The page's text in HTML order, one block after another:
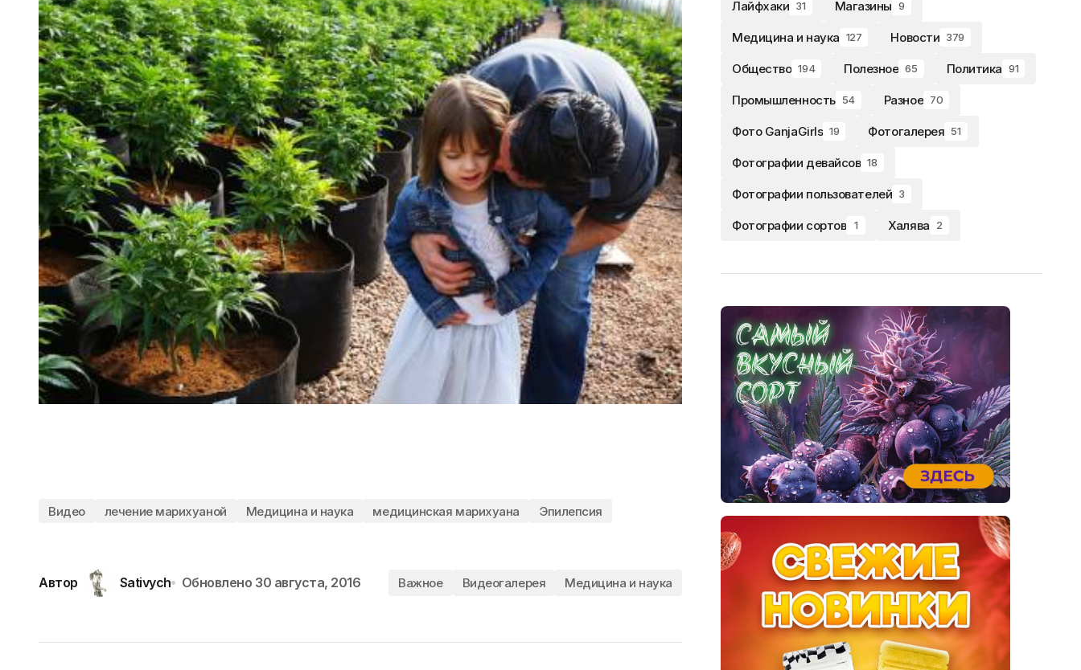
Видео лечение марихуаной Медицина и наука медицинская марихуана Эпилепсия
Автор Sativych Обновлено 30 августа, 2016 Важное Видеогалерея Медицина и наука
Лайфхаки 31 Магазины 9
Медицина и наука 127 Новости 379
Общество 194 Полезное 65 Политика 91
Промышленность 54 Разное 70
Фото GanjaGirls 19 Фотогалерея 51
Фотографии девайсов 18
Фотографии пользователей 3
Фотографии сортов 1 Халява 2